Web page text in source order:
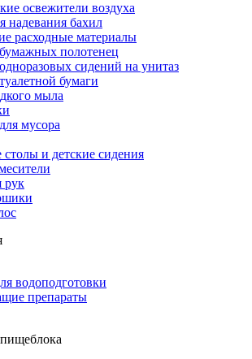
освежители воздуха
надевания бахил
расходные материалы
полотенец
сидений на унитаз
бумаги
мыла
мусора
и детские сидения
рук
водоподготовки
препараты